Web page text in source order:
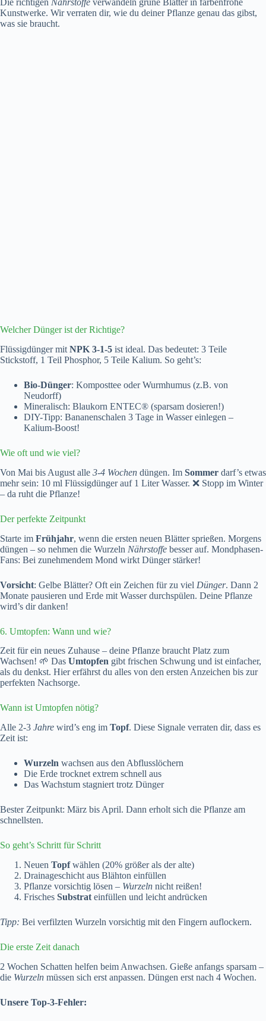
Die richtigen Nährstoffe verwandeln grüne Blätter in farbenfrohe
Kunstwerke. Wir verraten dir, wie du deiner Pflanze genau das gibst,
was sie braucht.
Welcher Dünger ist der Richtige?
Flüssigdünger mit NPK 3-1-5 ist ideal. Das bedeutet: 3 Teile
Stickstoff, 1 Teil Phosphor, 5 Teile Kalium. So geht’s:
Bio-Dünger: Komposttee oder Wurmhumus (z.B. von
Neudorff)
Mineralisch: Blaukorn ENTEC® (sparsam dosieren!)
DIY-Tipp: Bananenschalen 3 Tage in Wasser einlegen –
Kalium-Boost!
Wie oft und wie viel?
Von Mai bis August alle 3-4 Wochen düngen. Im Sommer darf’s etwas
mehr sein: 10 ml Flüssigdünger auf 1 Liter Wasser. ❌ Stopp im Winter
– da ruht die Pflanze!
Der perfekte Zeitpunkt
Starte im Frühjahr, wenn die ersten neuen Blätter sprießen. Morgens
düngen – so nehmen die Wurzeln Nährstoffe besser auf. Mondphasen-
Fans: Bei zunehmendem Mond wirkt Dünger stärker!
Vorsicht: Gelbe Blätter? Oft ein Zeichen für zu viel Dünger. Dann 2
Monate pausieren und Erde mit Wasser durchspülen. Deine Pflanze
wird’s dir danken!
6. Umtopfen: Wann und wie?
Zeit für ein neues Zuhause – deine Pflanze braucht Platz zum
Wachsen! 🌱 Das Umtopfen gibt frischen Schwung und ist einfacher,
als du denkst. Hier erfährst du alles von den ersten Anzeichen bis zur
perfekten Nachsorge.
Wann ist Umtopfen nötig?
Alle 2-3 Jahre wird’s eng im Topf. Diese Signale verraten dir, dass es
Zeit ist:
Wurzeln wachsen aus den Abflusslöchern
Die Erde trocknet extrem schnell aus
Das Wachstum stagniert trotz Dünger
Bester Zeitpunkt: März bis April. Dann erholt sich die Pflanze am
schnellsten.
So geht’s Schritt für Schritt
Neuen Topfwählen (20% größer als der alte)
Drainageschicht aus Blähton einfüllen
Pflanze vorsichtig lösen – Wurzeln nicht reißen!
Frisches Substrat einfüllen und leicht andrücken
Tipp: Bei verfilzten Wurzeln vorsichtig mit den Fingern auflockern.
Die erste Zeit danach
2 Wochen Schatten helfen beim Anwachsen. Gieße anfangs sparsam –
die Wurzeln müssen sich erst anpassen. Düngen erst nach 4 Wochen.
Unsere Top-3-Fehler: